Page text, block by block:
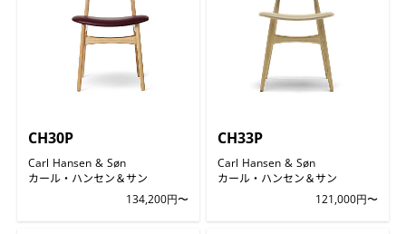
CH30P
Carl Hansen & Søn
カール・ハンセン＆サン
134,200円〜
CH33P
Carl Hansen & Søn
カール・ハンセン＆サン
121,000円〜